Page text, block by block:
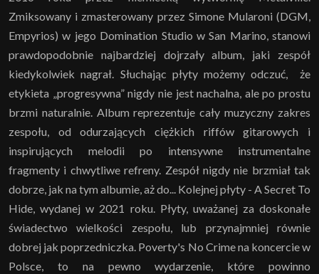
Zmiksowany i zmasterowany przez Simone Mularoni (DGM,
Empyrios) w jego Domination Studio w San Marino, stanowi
prawdopodobnie najbardziej dojrzały album, jaki zespół
kiedykolwiek nagrał. Słuchając płyty możemy odczuć, że
etykieta „progresywna” nigdy nie jest nachalna, ale po prostu
brzmi naturalnie. Album reprezentuje cały muzyczny zakres
zespołu, od odurzających ciężkich riffów gitarowych i
inspirujących melodii po intensywne instrumentalne
fragmenty i chwytliwe refreny. Zespół nigdy nie brzmiał tak
dobrze, jak na tym albumie, aż do... Kolejnej płyty - A Secret To
Hide, wydanej w 2021 roku. Płyty, uważanej za doskonałe
świadectwo wielkości zespołu, lub przynajmniej równie
dobrej jak poprzedniczka. Poverty's No Crime na koncercie w
Polsce, to na pewno wydarzenie, które powinno